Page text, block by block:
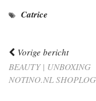
Catrice
Vorige bericht
BEAUTY | UNBOXING
NOTINO.NL SHOPLOG